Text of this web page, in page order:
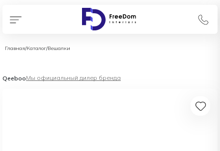
Главная/Каталог/Вешалки
QeebooМы официальный дилер бренда